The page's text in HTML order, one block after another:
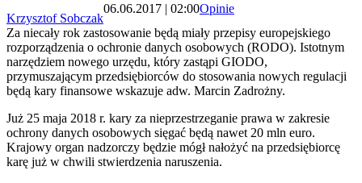
Krzysztof Sobczak
06.06.2017 | 02:00Opinie
Za niecały rok zastosowanie będą miały przepisy europejskiego
rozporządzenia o ochronie danych osobowych (RODO). Istotnym
narzędziem nowego urzędu, który zastąpi GIODO,
przymuszającym przedsiębiorców do stosowania nowych regulacji
będą kary finansowe wskazuje adw. Marcin Zadrożny.
Już 25 maja 2018 r. kary za nieprzestrzeganie prawa w zakresie
ochrony danych osobowych sięgać będą nawet 20 mln euro.
Krajowy organ nadzorczy będzie mógł nałożyć na przedsiębiorcę
karę już w chwili stwierdzenia naruszenia.